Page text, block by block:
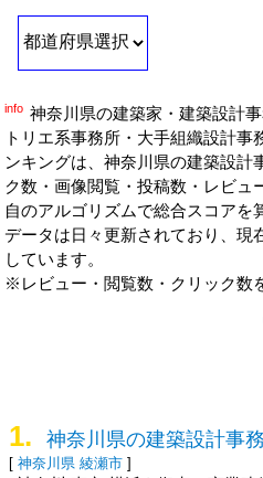
info 神奈川県の建築家・建築設計
トリエ系事務所・大手組織設計事
ンキングは、神奈川県の建築設計
ク数・画像閲覧・投稿数・レビュ
自のアルゴリズムで総合スコアを
データは日々更新されており、現
しています。
※レビュー・閲覧数・クリック数
1. 神奈川県の建築設計事
[ 神奈川県 綾瀬市 ]